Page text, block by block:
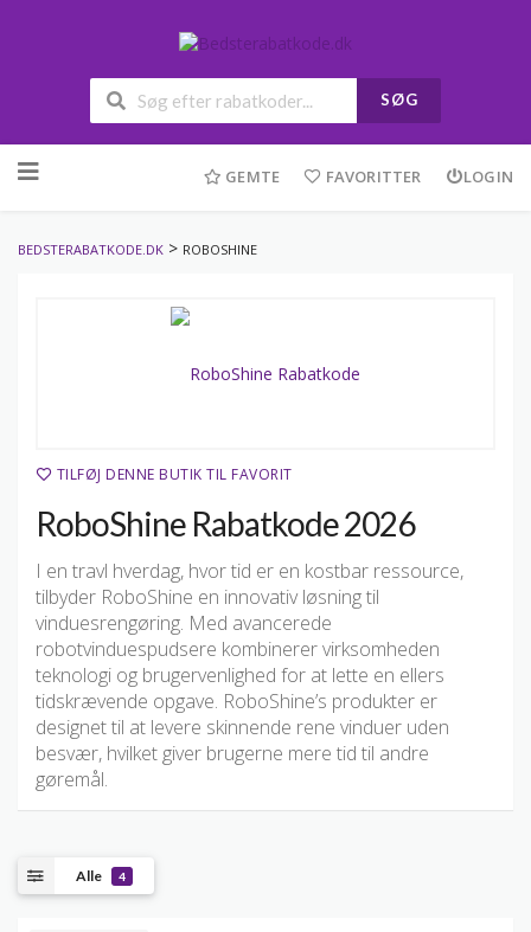
SØG
to
GEMTE FAVORITTER LOGIN
BEDSTERABATKODE.DK > ROBOSHINE
TILFØJ DENNE BUTIK TIL FAVORIT
RoboShine Rabatkode 2026
I en travl hverdag, hvor tid er en kostbar ressource,
tilbyder RoboShine en innovativ løsning til
vinduesrengøring. Med avancerede
robotvinduespudsere kombinerer virksomheden
teknologi og brugervenlighed for at lette en ellers
tidskrævende opgave. RoboShine’s produkter er
designet til at levere skinnende rene vinduer uden
besvær, hvilket giver brugerne mere tid til andre
gøremål.
Alle 4